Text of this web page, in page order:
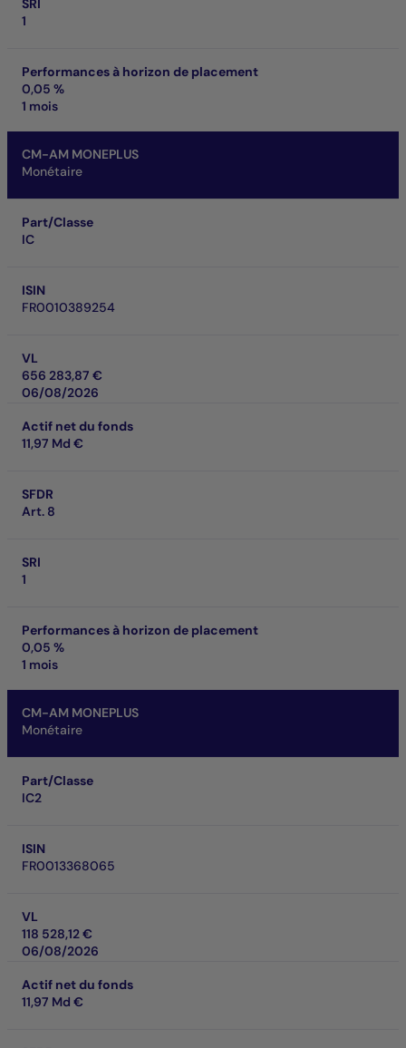
SRI
1
Performances à horizon de placement
0,05 %
1 mois
CM-AM MONEPLUS
Monétaire
Part/Classe
IC
ISIN
FR0010389254
VL
656 283,87 €
06/08/2026
Actif net du fonds
11,97 Md €
SFDR
Art. 8
SRI
1
Performances à horizon de placement
0,05 %
1 mois
CM-AM MONEPLUS
Monétaire
Part/Classe
IC2
ISIN
FR0013368065
VL
118 528,12 €
06/08/2026
Actif net du fonds
11,97 Md €